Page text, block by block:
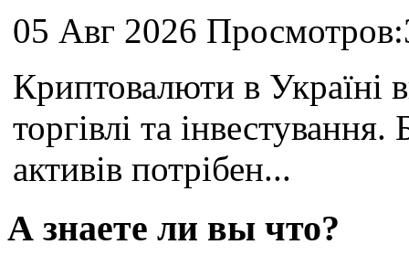
05 Авг 2026
Криптовалюти в Україні
торгівлі та
активів потрібен...
А знаете ли вы что?